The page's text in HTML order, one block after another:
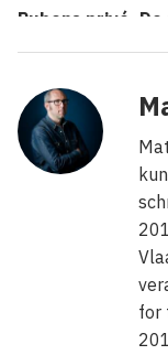
Rubens privé.
for